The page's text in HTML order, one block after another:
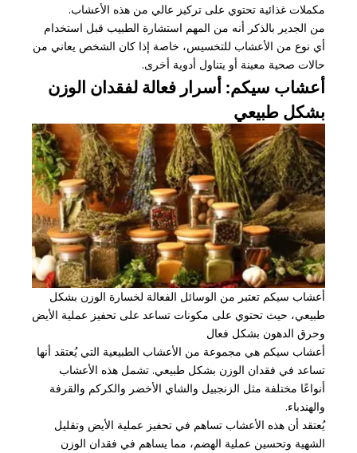
مكملات غذائية تحتوي على تركيز عالي من هذه الأعشاب.
من الجدير بالذكر أنه من المهم استشارة الطبيب قبل استخدام
أي نوع من الأعشاب للتخسيس، خاصة إذا كان الشخص يعاني من
حالات صحية معينة أو يتناول أدوية أخرى.
أعشاب سيكم: أسرار فعالة لفقدان الوزن
بشكل طبيعي
أعشاب سيكم تعتبر من الوسائل الفعالة لخسارة الوزن بشكل
طبيعي، حيث تحتوي على مكونات تساعد على تحفيز عملية الأيض
وحرق الدهون بشكل فعال
أعشاب سيكم هي مجموعة من الأعشاب الطبيعية التي يُعتقد أنها
تساعد في فقدان الوزن بشكل طبيعي. تشمل هذه الأعشاب
أنواعًا مختلفة مثل الزنجبيل والشاي الأخضر والكركم والقرفة
والهندباء.
يُعتقد أن هذه الأعشاب تساهم في تحفيز عملية الأيض وتقليل
الشهية وتحسين عملية الهضم، مما يساهم في فقدان الوزن